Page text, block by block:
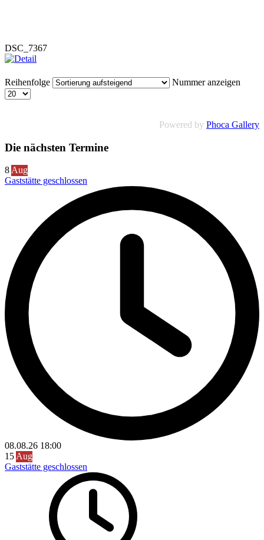
DSC_7367
Reihenfolge Nummer anzeigen
Powered by Phoca Gallery
Die nächsten Termine
8Aug
Gaststätte geschlossen
08.08.26 18:00
15Aug
Gaststätte geschlossen